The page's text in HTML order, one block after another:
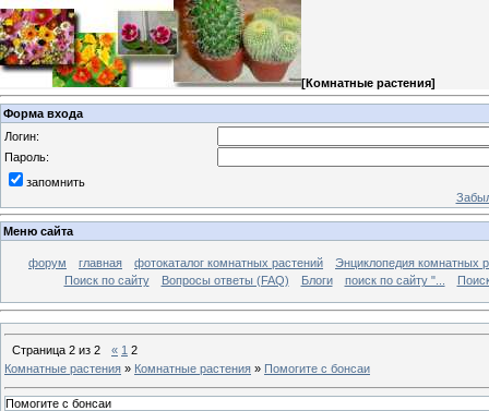
[Комнатные растения]
Форма входа
Логин:
Пароль:
запомнить
Меню сайта
форум главная фотокаталог комнатных растений
Энциклопедия комнатных
Поиск по сайту
Вопросы ответы (FAQ) Блоги поиск по сайту "...
Страница 2 из 2 « 1 2
Комнатные растения » Комнатные растения » Помогите с бонсаи
Помогите с бонсаи